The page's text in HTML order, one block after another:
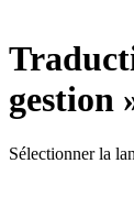
gestion
Sélectionner la